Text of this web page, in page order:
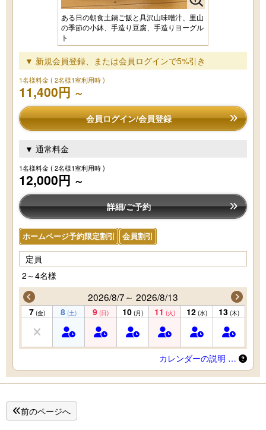
ある日の朝食土鍋ご飯と具沢山味噌汁、里山
の季節の小鉢、手造り豆腐、手造りヨーグル
ト
▼ 新規会員登録、または会員ログインで5%引き
1名様料金( 2名様1室利用時 )
11,400円 ～
会員ログイン/会員登録
▼ 通常料金
1名様料金( 2名様1室利用時 )
12,000円 ～
詳細/ご予約
ホームページ予約限定割引 会員割引
定員
2～4名様
2026/8/7～ 2026/8/13
7 (金) 8 (土) 9 (日) 10 (月) 11 (火) 12 (水) 13 (木)
カレンダーの説明 …
前のページへ